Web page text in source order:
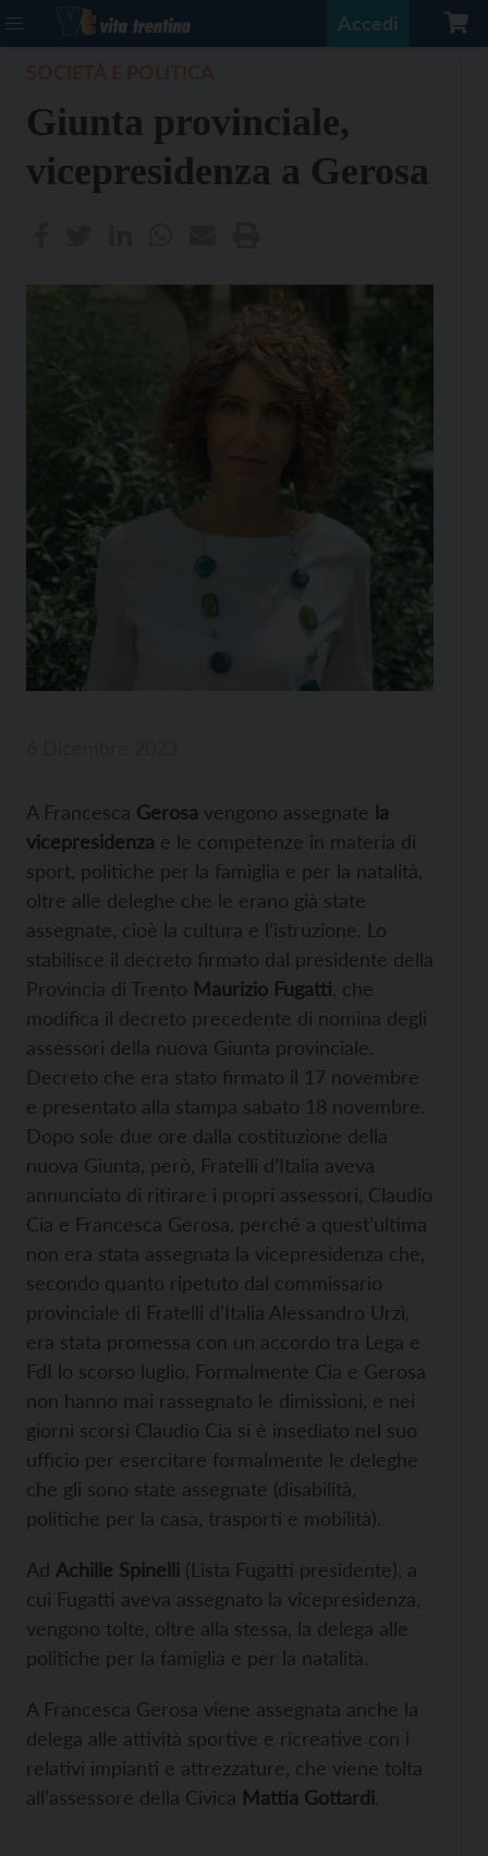
Accedi
Giunta provinciale,
vicepresidenza a Gerosa
A Francesca Gerosa vengono assegnate la
vicepresidenza e le competenze in materia di
sport, politiche per la famiglia e per la natalità,
oltre alle deleghe che le erano già state
assegnate, cioè la cultura e l’istruzione. Lo
stabilisce il decreto firmato dal presidente della
Provincia di Trento Maurizio Fugatti , che
modifica il decreto precedente di nomina degli
assessori della nuova Giunta provinciale.
Decreto che era stato firmato il 17 novembre
e presentato alla stampa sabato 18 novembre.
Dopo sole due ore dalla costituzione della
nuova Giunta, però, Fratelli d’Italia aveva
annunciato di ritirare i propri assessori, Claudio
Cia e Francesca Gerosa, perché a quest’ultima
non era stata assegnata la vicepresidenza che,
secondo quanto ripetuto dal commissario
provinciale di Fratelli d’Italia Alessandro Urzì,
era stata promessa con un accordo tra Lega e
FdI lo scorso luglio. Formalmente Cia e Gerosa
non hanno mai rassegnato le dimissioni, e nei
giorni scorsi Claudio Cia si è insediato nel suo
ufficio per esercitare formalmente le deleghe
che gli sono state assegnate (disabilità,
politiche per la casa, trasporti e mobilità).
Ad Achille Spinelli (Lista Fugatti presidente), a
cui Fugatti aveva assegnato la vicepresidenza,
vengono tolte, oltre alla stessa, la delega alle
politiche per la famiglia e per la natalità.
A Francesca Gerosa viene assegnata anche la
delega alle attività sportive e ricreative con i
relativi impianti e attrezzature, che viene tolta
all’assessore della Civica Mattia Gottardi.